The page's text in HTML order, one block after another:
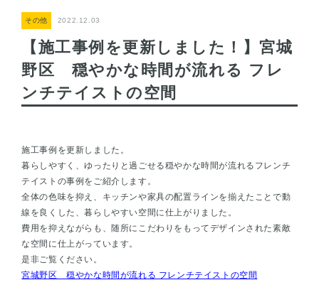
その他 2022.12.03
【施工事例を更新しました！】宮城
野区 穏やかな時間が流れる フレ
ンチテイストの空間
施工事例を更新しました。
暮らしやすく、ゆったりと過ごせる穏やかな時間が流れるフレンチ
テイストの事例をご紹介します。
全体の色味を抑え、キッチンや家具の配置ラインを揃えたことで動
線を良くした、暮らしやすい空間に仕上がりました。
費用を抑えながらも、随所にこだわりをもってデザインされた素敵
な空間に仕上がっています。
是非ご覧ください。
宮城野区 穏やかな時間が流れる フレンチテイストの空間